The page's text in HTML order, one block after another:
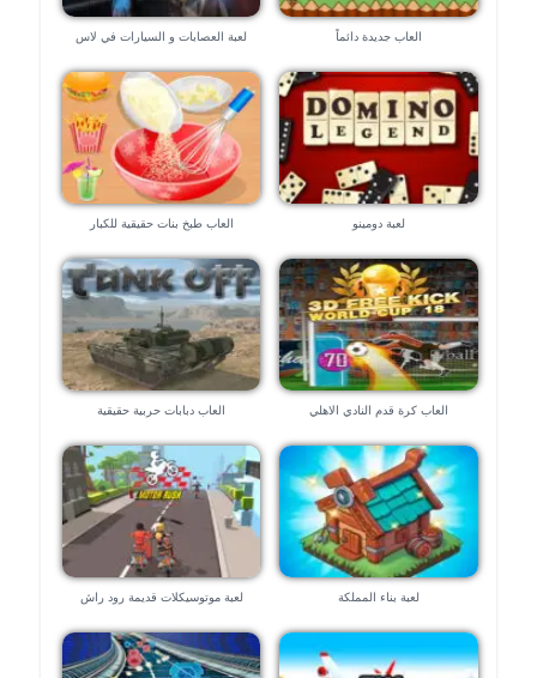
العاب جديدة دائماً
لعبة العصابات و السيارات في لاس
لعبة دومينو العاب طبخ بنات حقيقية للكبار
العاب كرة قدم النادي الاهلي العاب دبابات حربية حقيقية
لعبة بناء المملكة لعبة موتوسيكلات قديمة رود راش